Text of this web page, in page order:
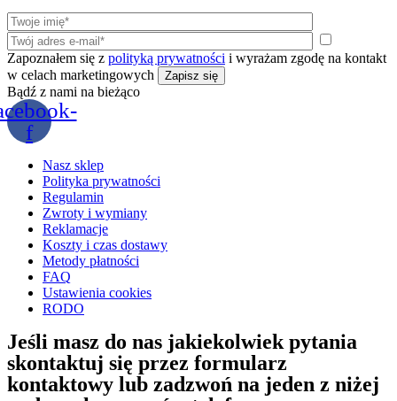
Zapoznałem się z polityką prywatności i wyrażam zgodę na kontakt
w celach marketingowych
Bądź z nami na bieżąco
f
Nasz sklep
Polityka prywatności
Regulamin
Zwroty i wymiany
Reklamacje
Koszty i czas dostawy
Metody płatności
FAQ
Ustawienia cookies
RODO
Jeśli masz do nas jakiekolwiek pytania
skontaktuj się przez formularz
kontaktowy lub zadzwoń na jeden z niżej